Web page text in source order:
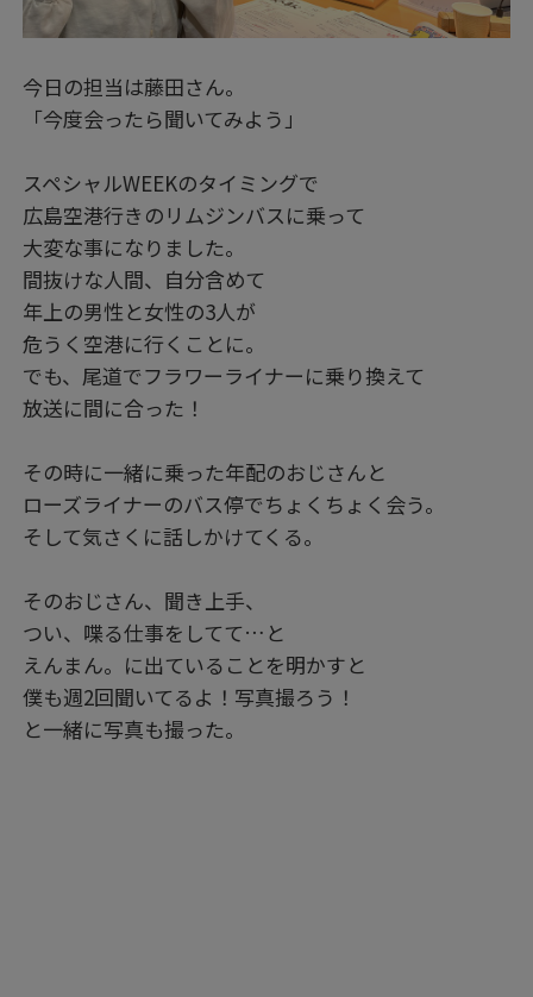
今日の担当は藤田さん。
「今度会ったら聞いてみよう」
スペシャルWEEKのタイミングで
広島空港行きのリムジンバスに乗って
大変な事になりました。
間抜けな人間、自分含めて
年上の男性と女性の3人が
危うく空港に行くことに。
でも、尾道でフラワーライナーに乗り換えて
放送に間に合った！
その時に一緒に乗った年配のおじさんと
ローズライナーのバス停でちょくちょく会う。
そして気さくに話しかけてくる。
そのおじさん、聞き上手、
つい、喋る仕事をしてて…と
えんまん。に出ていることを明かすと
僕も週2回聞いてるよ！写真撮ろう！
と一緒に写真も撮った。